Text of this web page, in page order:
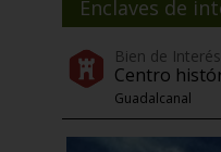
Enclaves de
Bien de
Centro
Guadalcanal